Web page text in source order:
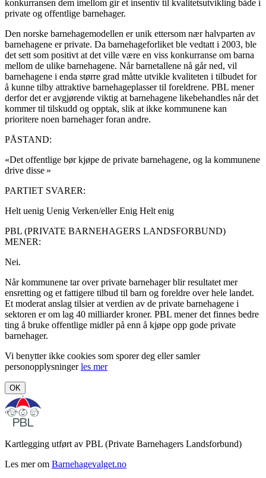
konkurransen dem imellom gir et insentiv til kvalitetsutvikling både i
private og offentlige barnehager.
Den norske barnehagemodellen er unik ettersom nær halvparten av
barnehagene er private. Da barnehageforliket ble vedtatt i 2003, ble
det sett som positivt at det ville være en viss konkurranse om barna
mellom de ulike barnehagene. Når barnetallene nå går ned, vil
barnehagene i enda større grad måtte utvikle kvaliteten i tilbudet for
å kunne tilby attraktive barnehageplasser til foreldrene. PBL mener
derfor det er avgjørende viktig at barnehagene likebehandles når det
kommer til tilskudd og opptak, slik at ikke kommunene kan
prioritere noen barnehager foran andre.
PÅSTAND:
«Det offentlige bør kjøpe de private barnehagene, og la kommunene
drive disse »
PARTIET SVARER:
Helt uenig Uenig Verken/ellerEnig Helt enig
PBL (PRIVATE BARNEHAGERS LANDSFORBUND)
MENER:
Nei.
Når kommunene tar over private barnehager blir resultatet mer
ensretting og et fattigere tilbud til barn og foreldre over hele landet.
Et moderat anslag tilsier at verdien av de private barnehagene i
sektoren er om lag 40 milliarder kroner. PBL mener det finnes bedre
ting å bruke offentlige midler på enn å kjøpe opp gode private
barnehager.
Vi benytter ikke cookies som sporer deg eller samler
personopplysningerles mer
OK
Kartlegging utført av PBL (Private Barnehagers Landsforbund)
Les mer om Barnehagevalget.no